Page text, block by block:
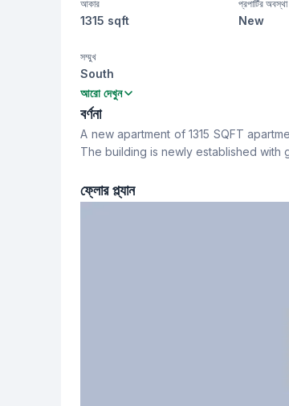
আকার
1315 sqft
প্রপার্টির অবস্থা
New
সম্মুখ
South
বেডরুম
3
Yes
বারান্দা
2
সার্ভেন্ট রুম
আরো দেখুন
বর্ণনা
A new apartment of 1315 SQFT apartment
The building is newly established
ফ্লোর প্ল্যান